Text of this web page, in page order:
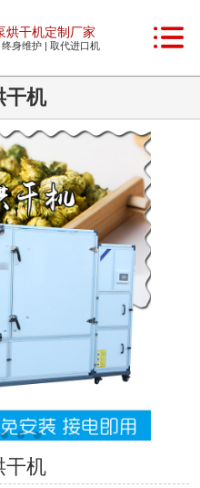
烘干机定制厂家
身维护 | 取代进口机
干机
干机